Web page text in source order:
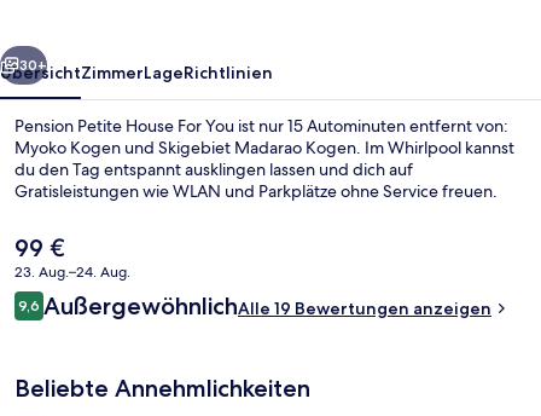
Weiter
30+
ÜbersichtZimmerLageRichtlinien
Pension Petite House For You ist nur 15 Autominuten entfernt von:
Myoko Kogen und Skigebiet Madarao Kogen. Im Whirlpool kannst
du den Tag entspannt ausklingen lassen und dich auf
Gratisleistungen wie WLAN und Parkplätze ohne Service freuen.
Der
aktuelle
Preis
beträgt
99 €
23. Aug.–24. Aug.
Bewertungen
9,69,6 von 10.
AußergewöhnlichAlle 19 Bewertungen anzeigen
Beliebte Annehmlichkeiten